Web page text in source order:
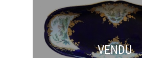
VENDU